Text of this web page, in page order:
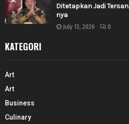
Ditetapkan Jadi
nya
July 13, 2026 0
KATEGORI
Art
Art
Business
Culinary